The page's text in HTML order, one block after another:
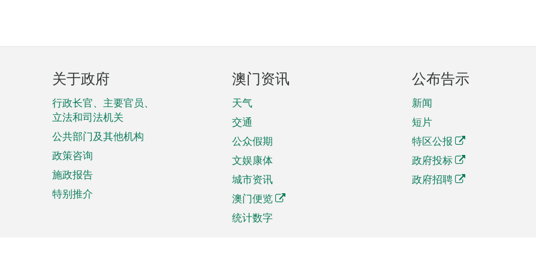
页
脚
菜
单
关于政府
行政长官、主要官员、
立法和司法机关
公共部门及其他机构
政策咨询
施政报告
特别推介
澳门资讯
天气
交通
公众假期
文娱康体
城市资讯
澳门便览
统计数字
公布告示
新闻
短片
特区公报
政府投标
政府招聘